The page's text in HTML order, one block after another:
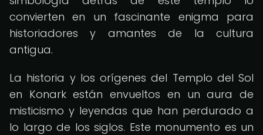
convierten en un fascinante enigma para
historiadores y amantes de la cultura
antigua.
La historia y los orígenes del Templo del Sol
en Konark están envueltos en un aura de
misticismo y leyendas que han perdurado a
lo largo de los siglos. Este monumento es un